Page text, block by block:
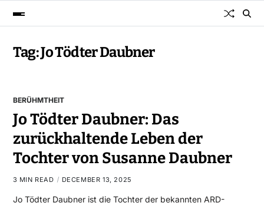
Tag:Jo Tödter Daubner
BERÜHMTHEIT
Jo Tödter Daubner: Das
zurückhaltende Leben der
Tochter von Susanne Daubner
3 MIN READ DECEMBER 13, 2025
Jo Tödter Daubner ist die Tochter der bekannten ARD-